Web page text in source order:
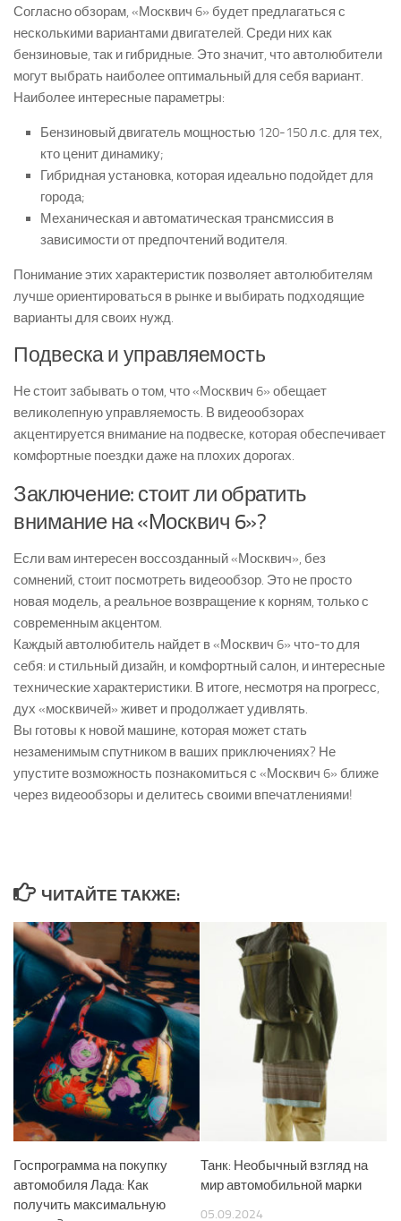
Согласно обзорам, «Москвич 6» будет предлагаться с
несколькими вариантами двигателей. Среди них как
бензиновые, так и гибридные. Это значит, что автолюбители
могут выбрать наиболее оптимальный для себя вариант.
Наиболее интересные параметры:
Бензиновый двигатель мощностью 120-150 л.с. для тех,
кто ценит динамику;
Гибридная установка, которая идеально подойдет для
города;
Механическая и автоматическая трансмиссия в
зависимости от предпочтений водителя.
Понимание этих характеристик позволяет автолюбителям
лучше ориентироваться в рынке и выбирать подходящие
варианты для своих нужд.
Подвеска и управляемость
Не стоит забывать о том, что «Москвич 6» обещает
великолепную управляемость. В видеообзорах
акцентируется внимание на подвеске, которая обеспечивает
комфортные поездки даже на плохих дорогах.
Заключение: стоит ли обратить
внимание на «Москвич 6»?
Если вам интересен воссозданный «Москвич», без
сомнений, стоит посмотреть видеообзор. Это не просто
новая модель, а реальное возвращение к корням, только с
современным акцентом.
Каждый автолюбитель найдет в «Москвич 6» что-то для
себя: и стильный дизайн, и комфортный салон, и интересные
технические характеристики. В итоге, несмотря на прогресс,
дух «москвичей» живет и продолжает удивлять.
Вы готовы к новой машине, которая может стать
незаменимым спутником в ваших приключениях? Не
упустите возможность познакомиться с «Москвич 6» ближе
через видеообзоры и делитесь своими впечатлениями!
ЧИТАЙТЕ ТАКЖЕ:
Госпрограмма на покупку
автомобиля Лада: Как
получить максимальную
Танк: Необычный взгляд на
мир автомобильной марки
05.09.2024